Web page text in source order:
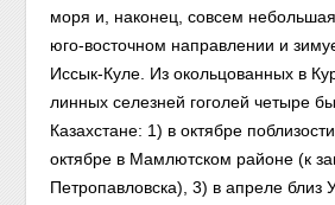
моря и, наконец, совсем небольшая
юго-восточном направлении и
Иссык-Куле. Из окольцованных в
линных селезней гоголей четыре
Казахстане: 1) в октябре
октябре в Мамлютском районе (к
Петропавловска), 3) в апреле близ